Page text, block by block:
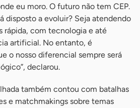
eu moro. O futuro não tem CEP.
disposto a evoluir? Seja atendendo
rápida, com tecnologia e até
artificial. No entanto, é
o nosso diferencial sempre será
declarou.
também contou com batalhas
e matchmakings sobre temas